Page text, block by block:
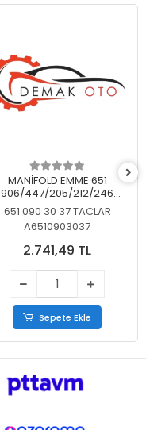
MANİFOLD EMME 651
906/447/205/212/246
KELEBEKSİZ
651 090 30 37 TACLAR
A6510903037
2.741,49 TL
Sepete Ekle